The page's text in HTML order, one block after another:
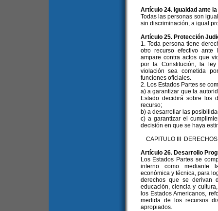
Artículo 24. Igualdad ante
Todas las personas son
sin discriminación, a igual
Artículo 25. Protección
1. Toda persona tiene
otro recurso efectivo ante
ampare contra actos que
por la Constitución, la
violación sea cometida
funciones oficiales.
2. Los Estados Partes se
a) a garantizar que la
Estado decidirá sobre los
recurso;
b) a desarrollar las
c) a garantizar el
decisión en que se haya
CAPITULO III
Artículo 26. Desarrollo
Los Estados Partes se
interno como mediante
económica y técnica, para
derechos que se derivan
educación, ciencia y
los Estados Americanos,
medida de los recursos
apropiados.